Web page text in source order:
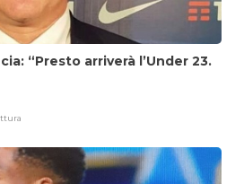
“Presto arriverà l’Under 23.